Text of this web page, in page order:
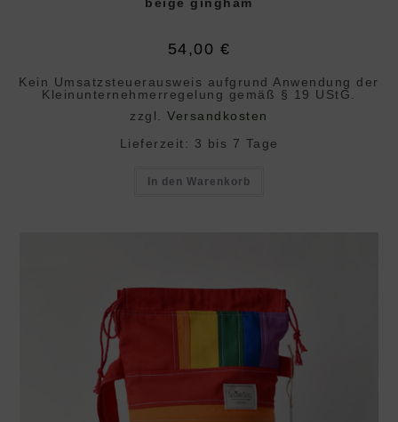
54,00 €
Kein Umsatzsteuerausweis aufgrund Anwendung der
Klein­unternehmer­regelung gemäß § 19 UStG.
zzgl.Versandkosten
Lieferzeit: 3 bis 7 Tage
In den Warenkorb